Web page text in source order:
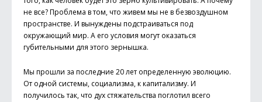
не все? Проблема в том, что живем мы не в безвоздушном
пространстве. И вынуждены подстраиваться под
окружающий мир. А его условия могут оказаться
губительными для этого зернышка.
Мы прошли за последние 20 лет определенную эволюцию.
От одной системы, социализма, к капитализму. И
получилось так, что дух стяжательства поглотил всего